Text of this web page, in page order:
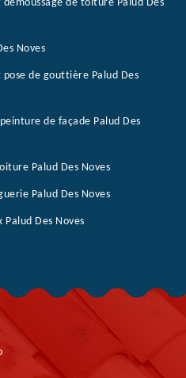
de toiture Palud Des
Noves
de gouttière Palud Des
de façade Palud Des
Palud Des Noves
Palud Des Noves
Des Noves